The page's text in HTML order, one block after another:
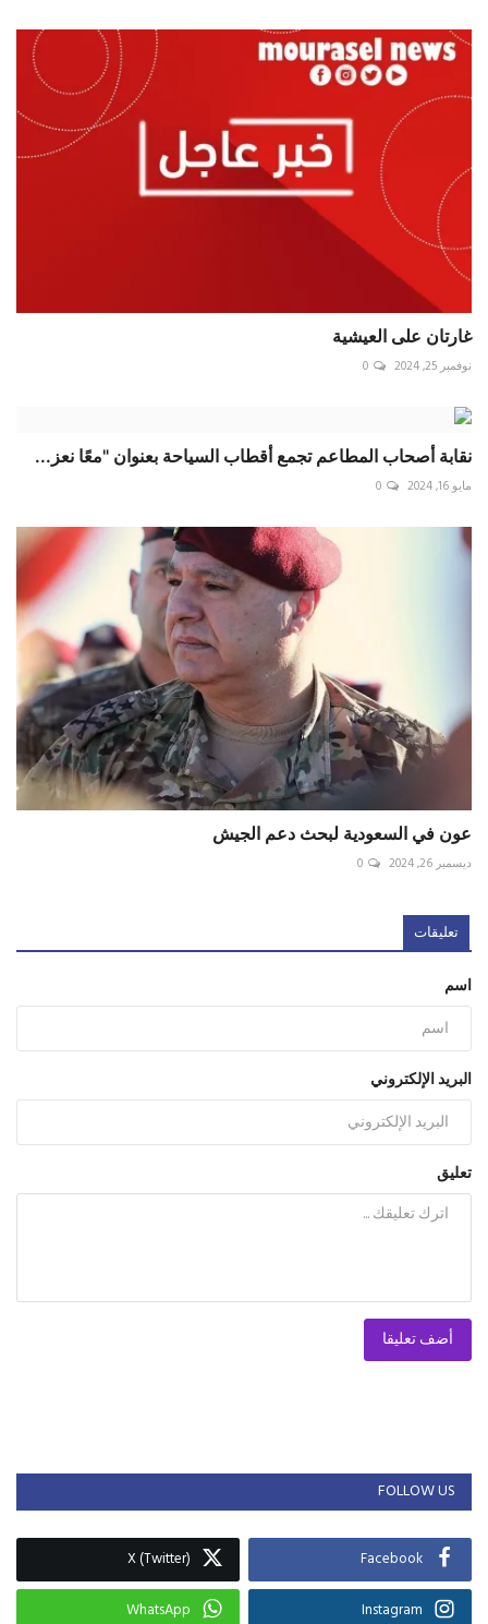
غارتان على العيشية
نوفمبر 25, 2024 0
نقابة أصحاب المطاعم تجمع أقطاب السياحة بعنوان "معًا نعز...
مايو 16, 2024 0
عون في السعودية لبحث دعم الجيش
ديسمبر 26, 2024 0
تعليقات
اسم
البريد الإلكتروني
تعليق
أضف تعليقا
FOLLOW US
Facebook
X (Twitter)
Instagram
WhatsApp